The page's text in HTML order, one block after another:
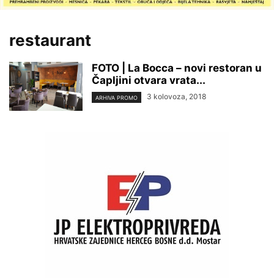
restaurant
FOTO | La Bocca – novi restoran u
Čapljini otvara vrata...
ARHIVA PROMO 3 kolovoza, 2018